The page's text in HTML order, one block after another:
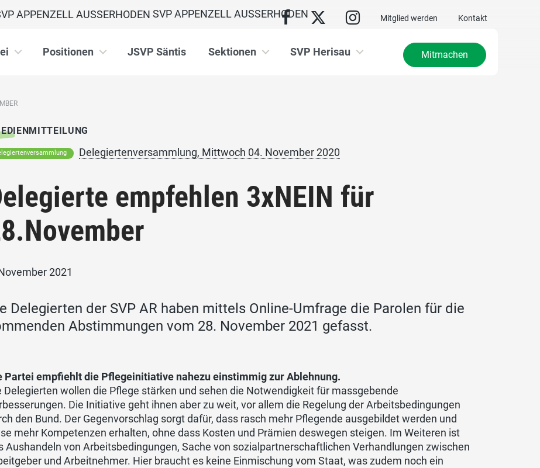
Mitglied werden Kontakt
SVP APPENZELL AUSSERHODEN
Positionen JSVP Säntis Sektionen SVP Herisau Mitmachen
Delegiertenversammlung, Mittwoch 04. November 2020
empfehlen 3xNEIN für
2021
Delegierten der SVP AR haben mittels Online-Umfrage die Parolen für die
Abstimmungen vom 28. November 2021 gefasst.
Partei empfiehlt die Pflegeinitiative nahezu einstimmig zur Ablehnung.
Delegierten wollen die Pflege stärken und sehen die Notwendigkeit für massgebende
Die Initiative geht ihnen aber zu weit, vor allem die Regelung der Arbeitsbedingungen
den Bund. Der Gegenvorschlag sorgt dafür, dass rasch mehr Pflegende ausgebildet werden und
mehr Kompetenzen erhalten, ohne dass Kosten und Prämien deswegen steigen. Im Weiteren ist
Aushandeln von Arbeitsbedingungen, Sache von sozialpartnerschaftlichen Verhandlungen zwischen
und Arbeitnehmer. Hier braucht es keine Einmischung vom Staat, was zudem noch ein